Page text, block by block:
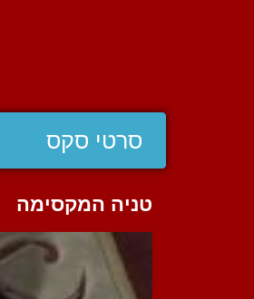
סרטי סקס
טניה המקסימה